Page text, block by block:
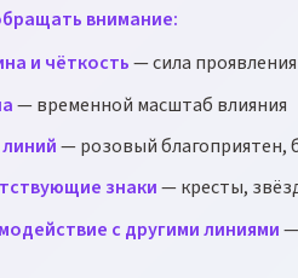
внимание:
и чёткость— сила
— временной масштаб влияния
— розовый благоприятен,
знаки— кресты,
с другими линиями—